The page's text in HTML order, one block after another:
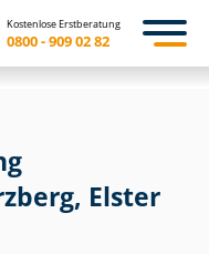
Kostenlose Erstberatung
0800 - 909 02 82
Elster